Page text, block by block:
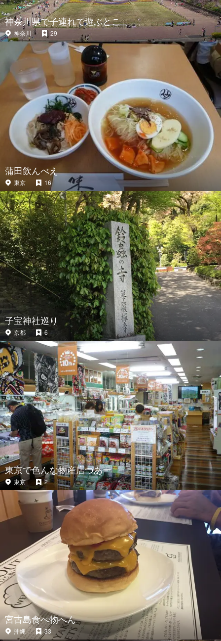
神奈川県で子連れで遊ぶとこ
神奈川 29
蒲田飲んべえ
東京 16
子宝神社巡り
京都 6
東京で色んな物産店つあー
東京 2
宮古島食べ物へん
沖縄 33